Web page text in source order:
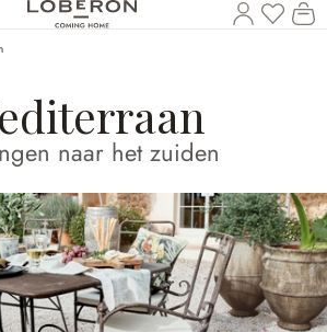
U
naar het zuiden